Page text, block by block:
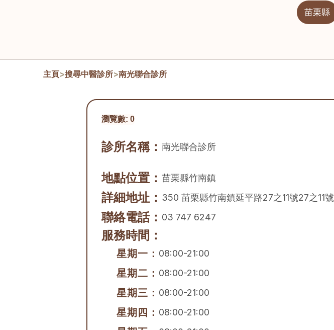
苗栗縣
主頁>搜尋中醫診所>南光聯合診所
瀏覽數: 0
診所名稱： 南光聯合診所
地點位置： 苗栗縣竹南鎮
詳細地址： 350 苗栗縣竹南鎮延平路27之11號27之11號
聯絡電話： 03 747 6247
服務時間：
星期一： 08:00-21:00
星期二： 08:00-21:00
星期三： 08:00-21:00
星期四： 08:00-21:00